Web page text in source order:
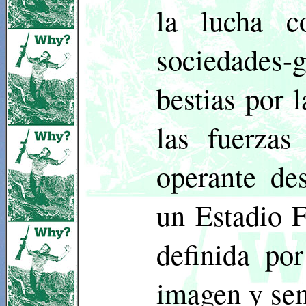
la lucha
bestias por
las
operante
un Estadio
definida
imagen y